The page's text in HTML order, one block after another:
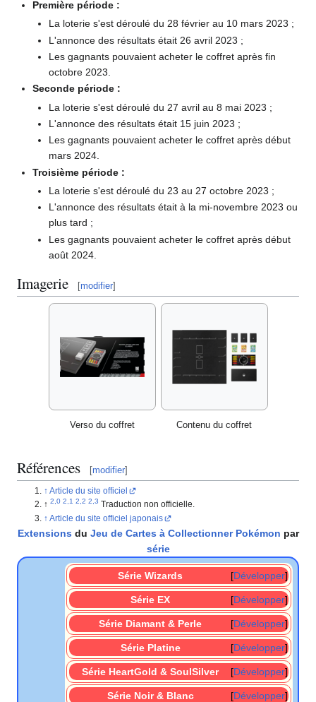
Première période :
La loterie s'est déroulé du 28 février au 10 mars 2023 ;
L'annonce des résultats était 26 avril 2023 ;
Les gagnants pouvaient acheter le coffret après fin
octobre 2023.
Seconde période :
La loterie s'est déroulé du 27 avril au 8 mai 2023 ;
L'annonce des résultats était 15 juin 2023 ;
Les gagnants pouvaient acheter le coffret après début
mars 2024.
Troisième période :
La loterie s'est déroulé du 23 au 27 octobre 2023 ;
L'annonce des résultats était à la mi-novembre 2023 ou
plus tard ;
Les gagnants pouvaient acheter le coffret après début
août 2024.
Imagerie [modifier]
Verso du coffret Contenu du coffret
Références [modifier]
Article du site officiel
Traduction non officielle.
Article du site officiel japonais
Extensions du Jeu de Cartes à Collectionner Pokémon par
série
Développer
Série Wizards
Développer
Série EX
Développer
Série Diamant & Perle
Développer
Série Platine
Développer
Série HeartGold & SoulSilver
Développer
Série Noir & Blanc